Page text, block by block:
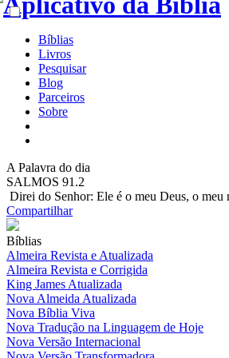
Bíblias
Livros
Pesquisar
Blog
Parceiros
Sobre
A Palavra do dia
SALMOS 91.2
Direi do Senhor: Ele é o meu Deus, o
Compartilhar
Bíblias
Almeira Revista e Atualizada
Almeira Revista e Corrigida
King James Atualizada
Nova Almeida Atualizada
Nova Bíblia Viva
Nova Tradução na Linguagem de Hoje
Nova Versão Internacional